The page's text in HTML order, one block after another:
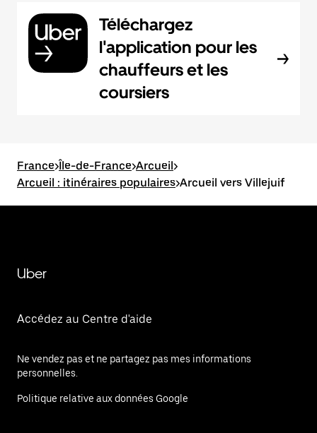
Téléchargez
l'application pour les
chauffeurs et les
coursiers
France>Île-de-France>Arcueil>
Arcueil : itinéraires populaires>Arcueil vers Villejuif
Uber
Accédez au Centre d'aide
Ne vendez pas et ne partagez pas mes informations
personnelles.
Politique relative aux données Google